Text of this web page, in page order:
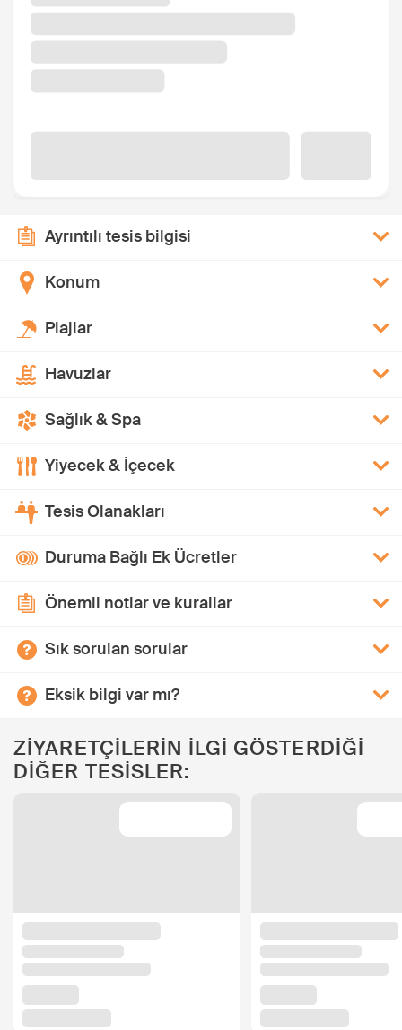
Ayrıntılı tesis bilgisi
Konum
Plajlar
Havuzlar
Sağlık & Spa
Yiyecek & İçecek
Tesis Olanakları
Duruma Bağlı Ek Ücretler
Önemli notlar ve kurallar
Sık sorulan sorular
Eksik bilgi var mı?
ZİYARETÇİLERİN İLGİ GÖSTERDİĞİ
DİĞER TESİSLER: